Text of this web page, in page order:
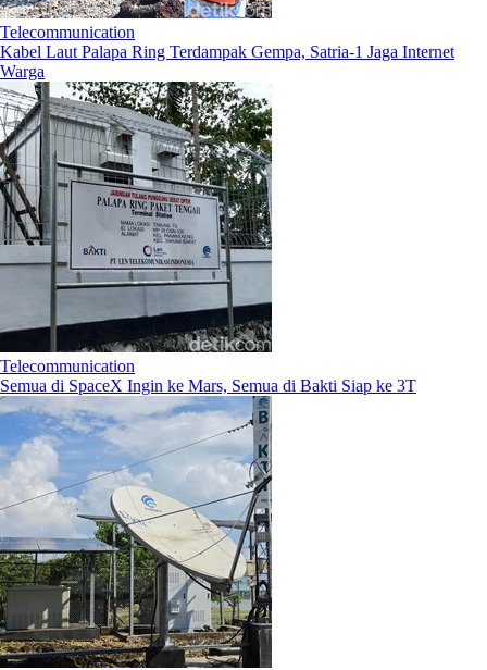
Telecommunication
Kabel Laut Palapa Ring Terdampak Gempa, Satria-1 Jaga Internet
Warga
Telecommunication
Semua di SpaceX Ingin ke Mars, Semua di Bakti Siap ke 3T